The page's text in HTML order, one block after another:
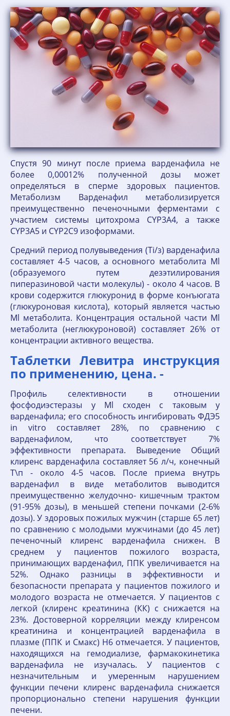
Спустя 90 минут после приема варденафила не
более 0,00012% полученной дозы может
определяться в сперме здоровых пациентов.
Метаболизм Варденафил метаболизируется
преимущественно печеночными ферментами с
участием системы цитохрома CYP3A4, а также
CYP3A5 и CYP2C9 изоформами.
Средний период полувыведения (Ti/з) варденафила
составляет 4-5 часов, а основного метаболита Ml
(об­разуемого путем дезэтилирования
пиперазиновой части молекулы) - около 4 часов. В
кро­ви содержится глюкуронид в форме конъюгата
(глюкуроновая кислота), который является частью
Ml метаболита. Концентрация остальной части Ml
метаболита (неглюкуроновой) составляет 26% от
концентрации активного вещества.
Таблетки Левитра инструкция
по применению, цена. -
Профиль селективности в отноше­нии
фосфодиэстеразы у Ml сходен с таковым у
варденафила; его способность ингибиро­вать ФДЭ5
in vitro составляет 28%, по сравнению с
варденафилом, что соответствует 7%
эффективности препарата. Выведение Общий
клиренс варденафила составляет 56 л/ч, конечный
Т\п - около 4-5 часов. После приема внутрь
варденафил в виде метаболитов выводится
преимущественно желудочно- кишечным трактом
(91-95% дозы), в меньшей степени почками (2-6%
дозы). У здоровых пожилых мужчин (старше 65 лет)
по сравнению с молодыми мужчинами (до 45 лет)
печеночный клиренс вардена­фила снижен. В
среднем у пациентов пожилого возраста,
принимающих варденафил, ППК увеличивается на
52%. Однако разницы в эффективности и
безопасности препарата у па­циентов пожилого и
молодого возраста не отмечается. У пациентов с
легкой (клиренс креатинина (КК) с снижается на
23%. Достоверной корреляции между клиренсом
креатинина и концентрацией варденафила в
плазме (ППК и Смакс) Н6 отмечается. У пациентов,
находящихся на гемодиализе, фармакокинетика
варденафила не изучалась. У пациентов с
незначительным и умеренным нарушением
функции печени клиренс варденафила снижается
пропорционально степени нарушения функции
печени.